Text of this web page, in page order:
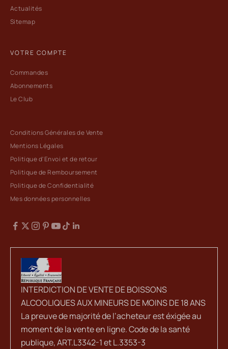
Actualités
Sitemap
VOTRE COMPTE
Commandes
Abonnements
Le Club
Conditions Générales de Vente
Mentions Légales
Politique d'Envoi et de retour
Politique de Remboursement
Politique de Confidentialité
Mes données personnelles
INTERDICTION DE VENTE DE BOISSONS
ALCOOLIQUES AUX MINEURS DE MOINS DE 18 ANS
La preuve de majorité de l’acheteur est éxigée au
moment de la vente en ligne. Code de la santé
publique, ART.L3342-1 et L.3353-3